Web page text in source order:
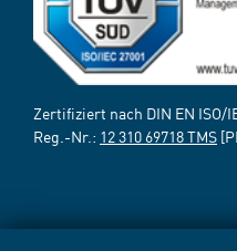
Zertifiziert nach DIN EN ISO/
Reg.-Nr.: 12 310 69718 TMS